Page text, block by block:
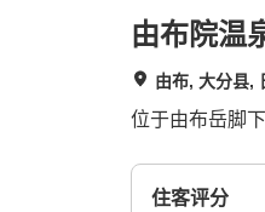
由布院温
由布, 大分县,
位于由布岳脚
住客评分